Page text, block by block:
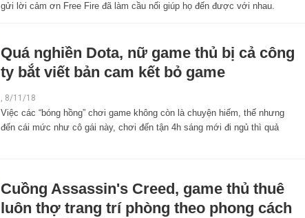
gửi lời cảm ơn Free Fire đã làm cầu nối giúp họ đến được với nhau.
Quá nghiền Dota, nữ game thủ bị cả công
ty bắt viết bản cam kết bỏ game
, 8/11/18
Việc các “bóng hồng” chơi game không còn là chuyện hiếm, thế nhưng
đến cái mức như cô gái này, chơi đến tận 4h sáng mới đi ngủ thì quả
Cuồng Assassin's Creed, game thủ thuê
luôn thợ trang trí phòng theo phong cách